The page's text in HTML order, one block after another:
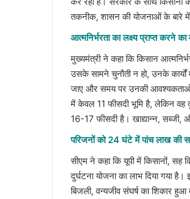
तकनीक, शासन की योजनाओं के बारे में
आत्मनिर्भरता का लक्ष्य प्राप्त करने
मुख्यमंत्री ने कहा कि किसान
उसके सामने चुनौती न हो, उनके
जाए और समय पर उनकी आवश्यकताओं
में केवल 11 फीसदी भूमि है, लेकिन वह
16-17 फीसदी है। खाद्यान्न, सब्जी,
परिजनों को 24 घंटे में पांच लाख की
सीएम ने कहा कि यूपी में किसानों, सह
दुर्घटना योजना का लाभ दिया गया
बिजली, वन्यजीव संघर्ष का शिकार